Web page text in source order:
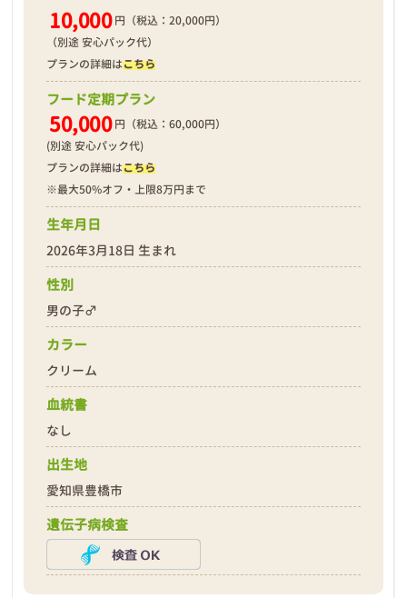
10,000 円（税込：20,000円）
（別途 安心パック代）
プランの詳細はこちら
フード定期プラン
50,000 円（税込：60,000円）
(別途 安心パック代)
プランの詳細はこちら
※最大50%オフ・上限8万円まで
生年月日
2026年3月18日 生まれ
性別
男の子♂
カラー
クリーム
血統書
なし
出生地
愛知県豊橋市
遺伝子病検査